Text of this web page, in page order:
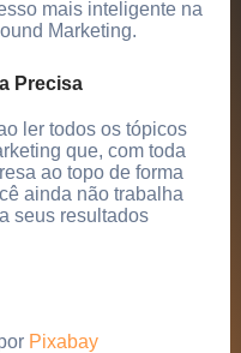
mais inteligente na
Marketing.
Precisa
ler todos os tópicos
que, com toda
ao topo de forma
ainda não trabalha
seus resultados
Pixabay